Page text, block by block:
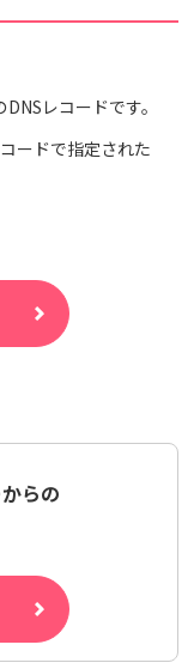
力しないでください。
レコードです。
ードで指定された
らの